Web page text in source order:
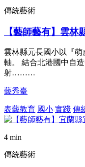
傳統藝術
【藝師藝有】雲林
雲林縣元長國小以『
軸。 結合北港國中自
射………
藝秀臺
表藝教育 國小 實踐 傳
4 min
傳統藝術